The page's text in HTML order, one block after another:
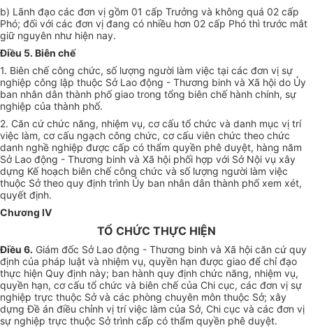
b) Lãnh đạo các đơn vị gồm 01 cấp Trưởng và không quá 02 cấp
Phó; đối với các đơn vị đang có nhiều hơn 02 cấp Phó thì trước mắt
giữ nguyên như hiện nay.
Điều 5. Biên chế
1. Biên chế công chức, số lượng người làm việc tại các đơn vị sự
nghiệp công lập thuộc Sở Lao động - Thương binh và Xã hội do Ủy
ban nhân dân thành phố giao trong tổng biên chế hành chính, sự
nghiệp của thành phố.
2. Căn cứ chức năng, nhiệm vụ, cơ cấu tổ chức và danh mục vị trí
việc làm, cơ cấu ngạch công chức, cơ cấu viên chức theo chức
danh nghề nghiệp được cấp có thẩm quyền phê duyệt, hàng năm
Sở Lao động - Thương binh và Xã hội phối hợp với Sở Nội vụ xây
dựng Kế hoạch biên chế công chức và số lượng người làm việc
thuộc Sở theo quy định trình Ủy ban nhân dân thành phố xem xét,
quyết định.
Chương IV
TỔ CHỨC THỰC HIỆN
Điều 6. Giám đốc Sở Lao động - Thương binh và Xã hội căn cứ quy
định của pháp luật và nhiệm vụ, quyền hạn được giao để chỉ đạo
thực hiện Quy định này; ban hành quy định chức năng, nhiệm vụ,
quyền hạn, cơ cấu tổ chức và biên chế của Chi cục, các đơn vị sự
nghiệp trực thuộc Sở và các phòng chuyên môn thuộc Sở; xây
dựng Đề án điều chỉnh vị trí việc làm của Sở, Chi cục và các đơn vị
sự nghiệp trực thuộc Sở trình cấp có thẩm quyền phê duyệt.